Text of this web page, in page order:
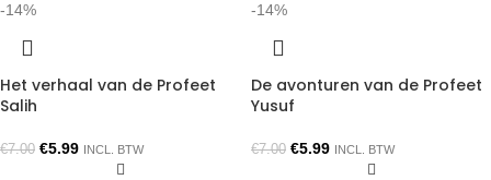
-14%
Het verhaal van de Profeet
Salih
€7.00 €5.99 INCL. BTW
-14%
De avonturen van de Profeet
Yusuf
€7.00 €5.99 INCL. BTW